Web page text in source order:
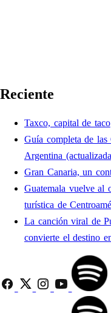
Reciente
Taxco, capital de taco
Guía completa de
Argentina
Gran Canaria, un
Guatemala vuelve al
turística de
La canción viral de
convierte el destino